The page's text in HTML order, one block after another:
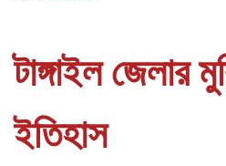
টাঙ্গাইল জেলার
ইতিহাস